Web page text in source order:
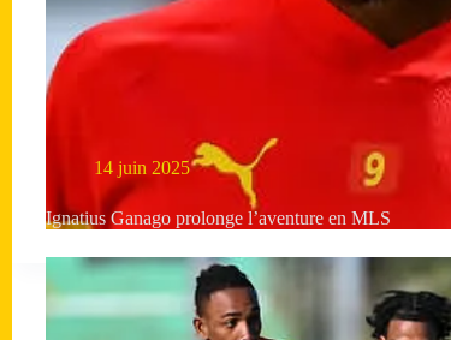
14 juin 2025
Ignatius Ganago prolonge l’aventure en MLS